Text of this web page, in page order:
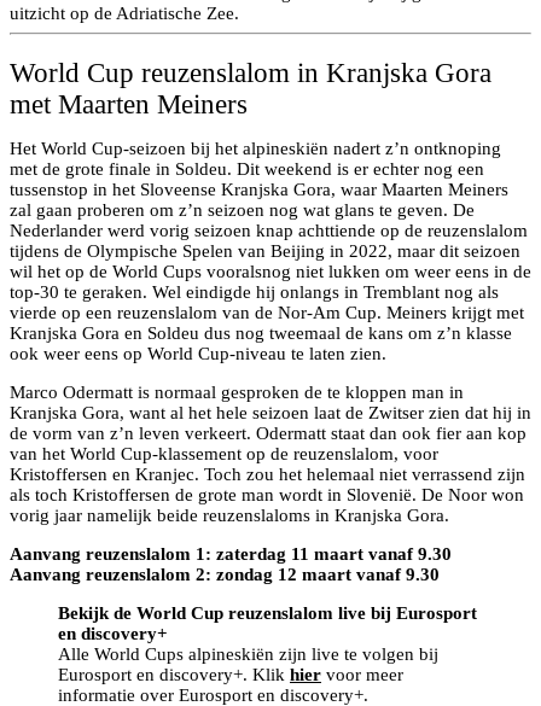
uitzicht op de Adriatische Zee.
World Cup reuzenslalom in Kranjska Gora
met Maarten Meiners
Het World Cup-seizoen bij het alpineskiën nadert z’n ontknoping
met de grote finale in Soldeu. Dit weekend is er echter nog een
tussenstop in het Sloveense Kranjska Gora, waar Maarten Meiners
zal gaan proberen om z’n seizoen nog wat glans te geven. De
Nederlander werd vorig seizoen knap achttiende op de reuzenslalom
tijdens de Olympische Spelen van Beijing in 2022, maar dit seizoen
wil het op de World Cups vooralsnog niet lukken om weer eens in de
top-30 te geraken. Wel eindigde hij onlangs in Tremblant nog als
vierde op een reuzenslalom van de Nor-Am Cup. Meiners krijgt met
Kranjska Gora en Soldeu dus nog tweemaal de kans om z’n klasse
ook weer eens op World Cup-niveau te laten zien.
Marco Odermatt is normaal gesproken de te kloppen man in
Kranjska Gora, want al het hele seizoen laat de Zwitser zien dat hij in
de vorm van z’n leven verkeert. Odermatt staat dan ook fier aan kop
van het World Cup-klassement op de reuzenslalom, voor
Kristoffersen en Kranjec. Toch zou het helemaal niet verrassend zijn
als toch Kristoffersen de grote man wordt in Slovenië. De Noor won
vorig jaar namelijk beide reuzenslaloms in Kranjska Gora.
Aanvang reuzenslalom 1: zaterdag 11 maart vanaf 9.30
Aanvang reuzenslalom 2: zondag 12 maart vanaf 9.30
Bekijk de World Cup reuzenslalom live bij Eurosport
en discovery+
Alle World Cups alpineskiën zijn live te volgen bij
Eurosport en discovery+. Klik hier voor meer
informatie over Eurosport en discovery+.